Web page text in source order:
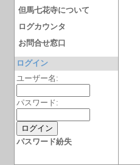
但馬七花寺について
ログカウンタ
お問合せ窓口
ログイン
ユーザー名:
パスワード:
パスワード紛失